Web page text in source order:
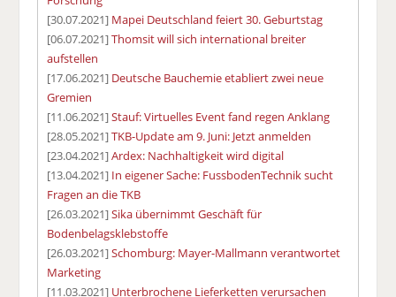
[30.07.2021] Mapei Deutschland feiert 30. Geburtstag
[06.07.2021]Thomsit will sich international breiter
aufstellen
[17.06.2021] Deutsche Bauchemie etabliert zwei neue
Gremien
[11.06.2021]Stauf: Virtuelles Event fand regen Anklang
[28.05.2021]TKB-Update am 9. Juni: Jetzt anmelden
[23.04.2021]Ardex: Nachhaltigkeit wird digital
[13.04.2021] In eigener Sache: FussbodenTechnik sucht
Fragen an die TKB
[26.03.2021]Sika übernimmt Geschäft für
Bodenbelagsklebstoffe
[26.03.2021]Schomburg: Mayer-Mallmann verantwortet
Marketing
[11.03.2021] Unterbrochene Lieferketten verursachen